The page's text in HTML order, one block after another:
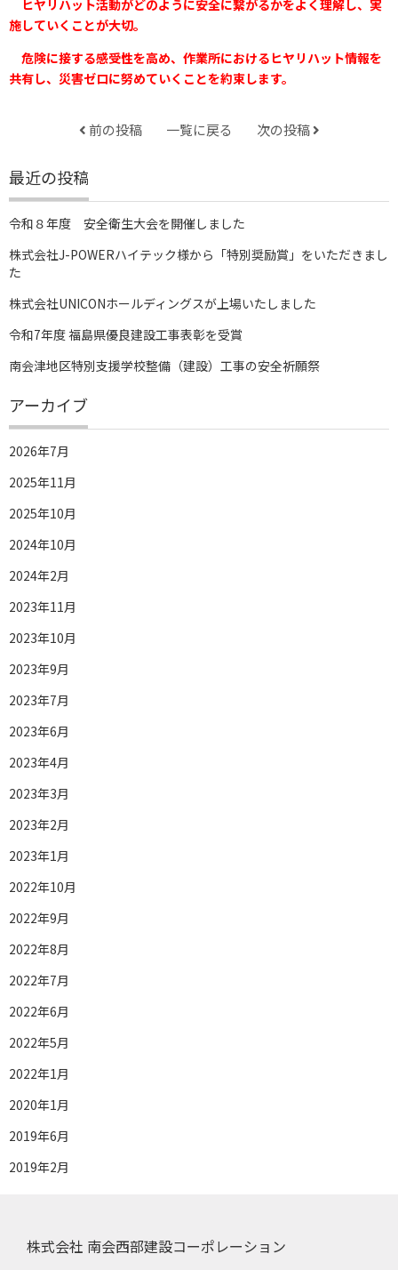
ヒヤリハット活動がどのように安全に繋がるかをよく理解し、実
施していくことが大切。
危険に接する感受性を高め、作業所におけるヒヤリハット情報を
共有し、災害ゼロに努めていくことを約束します。
前の投稿 一覧に戻る 次の投稿
最近の投稿
令和８年度 安全衛生大会を開催しました
株式会社J-POWERハイテック様から「特別奨励賞」をいただきまし
た
株式会社UNICONホールディングスが上場いたしました
令和7年度 福島県優良建設工事表彰を受賞
南会津地区特別支援学校整備（建設）工事の安全祈願祭
アーカイブ
2026年7月
2025年11月
2025年10月
2024年10月
2024年2月
2023年11月
2023年10月
2023年9月
2023年7月
2023年6月
2023年4月
2023年3月
2023年2月
2023年1月
2022年10月
2022年9月
2022年8月
2022年7月
2022年6月
2022年5月
2022年1月
2020年1月
2019年6月
2019年2月
株式会社 南会西部建設コーポレーション